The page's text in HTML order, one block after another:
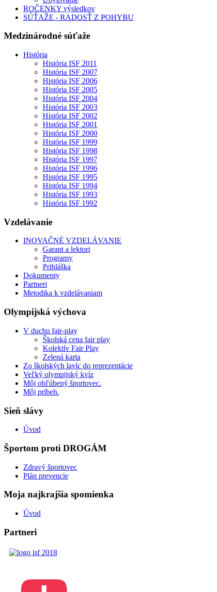
ROČENKY výsledkov
SÚŤAŽE - RADOSŤ Z POHYBU
Medzinárodné súťaže
História
História ISF 2011
História ISF 2007
História ISF 2006
História ISF 2005
História ISF 2004
História ISF 2003
História ISF 2002
História ISF 2001
História ISF 2000
História ISF 1999
História ISF 1998
História ISF 1997
História ISF 1996
História ISF 1995
História ISF 1994
História ISF 1993
História ISF 1992
Vzdelávanie
INOVAČNÉ VZDELÁVANIE
Garant a lektori
Programy
Prihláška
Dokumenty
Partneri
Metodika k vzdelávaniam
Olympijská výchova
V duchu fair-play
Školská cena fair play
Kolektív Fair Play
Zelená karta
Zo školských lavíc do reprezentácie
Veľký olympijský kvíz
Môj obľúbený športovec.
Môj príbeh.
Sieň slávy
Úvod
Športom proti DROGÁM
Zdravý športovec
Plán prevencie
Moja najkrajšia spomienka
Úvod
Partneri